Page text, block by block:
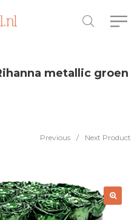
metallic groen
Previous / Next Product